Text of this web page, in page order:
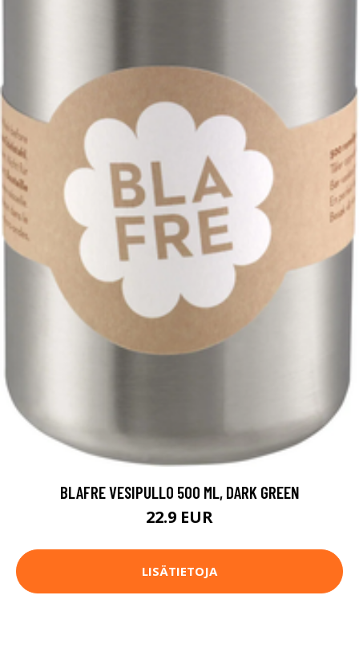
BLAFRE VESIPULLO 500 ML, DARK GREEN
22.9 EUR
LISÄTIETOJA